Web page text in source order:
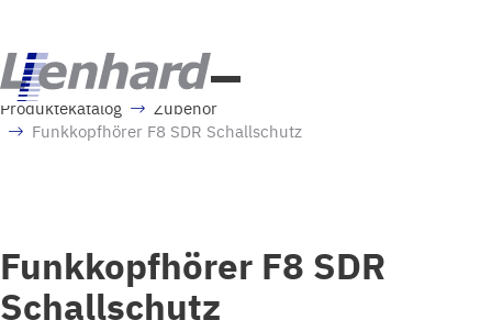
Produktekatalog
Zubehör
Funkkopfhörer F8 SDR Schallschutz
Funkkopfhörer F8 SDR
Schallschutz